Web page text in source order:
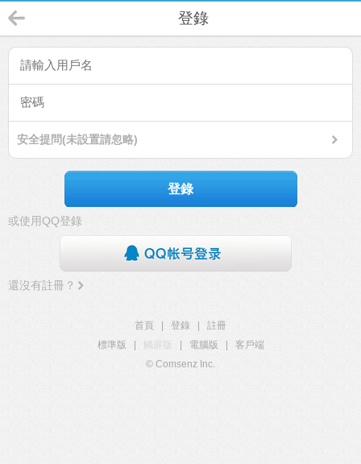
登錄
安全提問(未設置請忽略)
登錄
或使用QQ登錄
還沒有註冊？
首頁 登錄
註冊
標準版
觸屏版 電腦版
客戶端
© Comsenz Inc.